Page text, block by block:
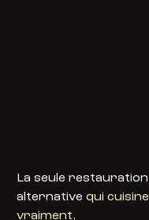
La seule restauration
alternativequi cuisine
vraiment.